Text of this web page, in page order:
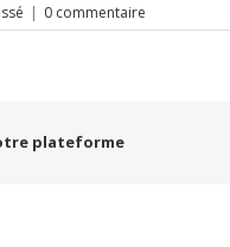
| 0 commentaire
plateforme